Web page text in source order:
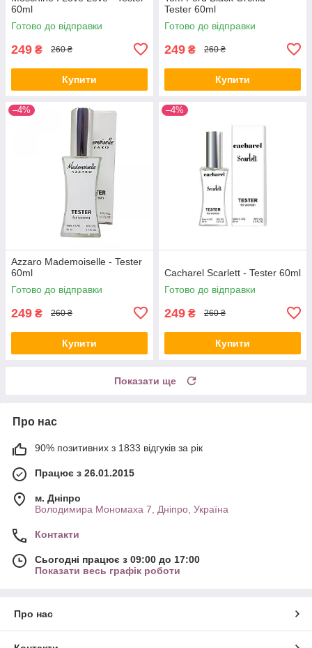
60ml
Готово до відправки
249 ₴ 260 ₴
Купити
Tester 60ml
Готово до відправки
249 ₴ 260 ₴
Купити
–4%
Azzaro Mademoiselle - Tester
60ml
Готово до відправки
249 ₴ 260 ₴
Купити
–4%
Cacharel Scarlett - Tester 60ml
Готово до відправки
249 ₴ 260 ₴
Купити
Показати ще
Про нас
90% позитивних з 1833 відгуків за рік
Працює з 26.01.2015
м. Дніпро
Володимира Мономаха 7, Дніпро, Україна
Контакти
Сьогодні працює з 09:00 до 17:00
Показати весь графік роботи
Про нас